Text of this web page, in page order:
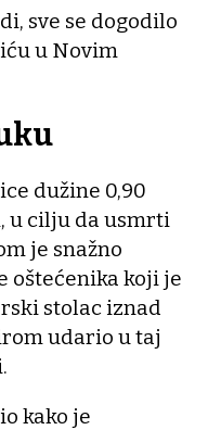
sve se dogodilo
u Novim
dužine 0,90
u cilju da usmrti
je snažno
oštećenika koji je
stolac iznad
udario u taj
kako je